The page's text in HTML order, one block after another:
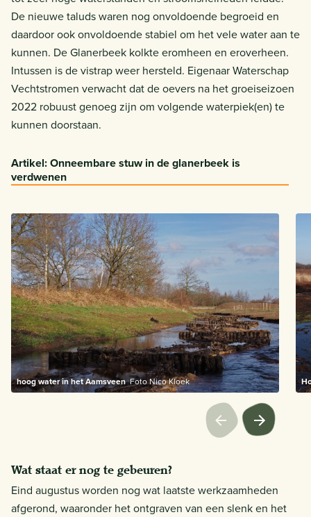
De nieuwe taluds waren nog onvoldoende begroeid en
daardoor ook onvoldoende stabiel om het vele water aan te
kunnen. De Glanerbeek kolkte eromheen en eroverheen.
Intussen is de vistrap weer hersteld. Eigenaar Waterschap
Vechtstromen verwacht dat de oevers na het groeiseizoen
2022 robuust genoeg zijn om volgende waterpiek(en) te
kunnen doorstaan.
Artikel: Onneembare stuw in de glanerbeek is
verdwenen
hoog water in het AamsveenFoto Nico Kloek
Wat staat er nog te gebeuren?
Eind augustus worden nog wat laatste werkzaamheden
afgerond, waaronder het ontgraven van een slenk en het